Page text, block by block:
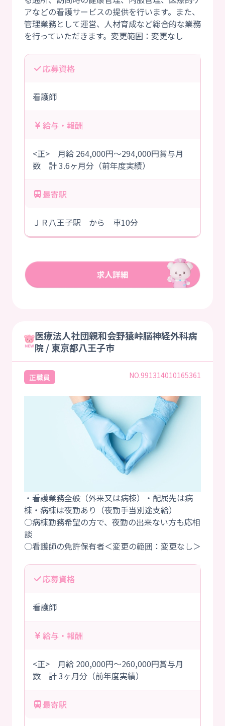
アなどの看護サービスの提供を行います。また、
管理業務として運営、人材育成など総合的な業務
応募資格
看護師
給与・報酬
<正> 月給 264,000円～294,000円賞与月
数 計 3.6ヶ月分（前年度実績）
最寄駅
ＪＲ八王子駅 から 車10分
医療法人社団親和会野猿峠脳神経外科病
院 / 東京都八王子市
正職員 NO.991314010165361
・看護業務全般（外来又は病棟）・配属先は病
棟・病棟は夜勤あり（夜勤手当別途支給）
○病棟勤務希望の方で、夜勤の出来ない方も応相
談
応募資格
看護師
給与・報酬
<正> 月給 200,000円～260,000円賞与月
数 計 3ヶ月分（前年度実績）
最寄駅